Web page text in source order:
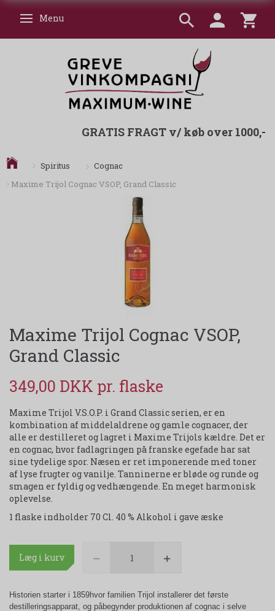
Skifte navigation
Menu
GRATIS FRAGT v/ køb over 1000,-
Spiritus
Cognac
Maxime Trijol Cognac VSOP, Grand Classic
Maxime Trijol Cognac VSOP,
Grand Classic
349,00 DKK
Maxime Trijol V.S.O.P. i Grand Classic serien, er en
kombination af middelaldrene og gamle cognacer, der
alle er destilleret og lagret i Maxime Trijols kældre. Det er
en cognac, hvor fadlagringen på franske egefade har sat
sine tydelige spor. Næsen er ret imponerende med toner
af lyse frugter og vanilje. Tanninerne er bløde og runde og
smagen er fyldig og vedhængende. En meget harmonisk
oplevelse.
1 flaske indholder 70 Cl. 40 % Alkohol i gave æske
Læg i kurv
Historien starter i 1859hvor familien Trijol installerer det første
destilleringsapparat, og påbegynder produktionen af cognac i selve